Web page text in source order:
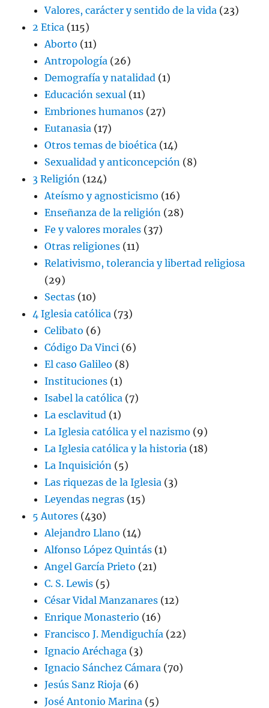
Valores, carácter y sentido de la vida (23)
2 Etica (115)
Aborto (11)
Antropología (26)
Demografía y natalidad (1)
Educación sexual (11)
Embriones humanos (27)
Eutanasia (17)
Otros temas de bioética (14)
Sexualidad y anticoncepción (8)
3 Religión (124)
Ateísmo y agnosticismo (16)
Enseñanza de la religión (28)
Fe y valores morales (37)
Otras religiones (11)
Relativismo, tolerancia y libertad religiosa
(29)
Sectas (10)
4 Iglesia católica (73)
Celibato (6)
Código Da Vinci (6)
El caso Galileo (8)
Instituciones (1)
Isabel la católica (7)
La esclavitud (1)
La Iglesia católica y el nazismo (9)
La Iglesia católica y la historia (18)
La Inquisición (5)
Las riquezas de la Iglesia (3)
Leyendas negras (15)
5 Autores (430)
Alejandro Llano (14)
Alfonso López Quintás (1)
Angel García Prieto (21)
C. S. Lewis (5)
César Vidal Manzanares (12)
Enrique Monasterio (16)
Francisco J. Mendiguchía (22)
Ignacio Aréchaga (3)
Ignacio Sánchez Cámara (70)
Jesús Sanz Rioja (6)
José Antonio Marina (5)